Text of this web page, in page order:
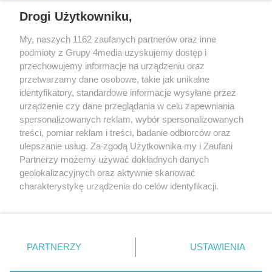
Redakcja Reklama Prywatność
Praca Łódź
the:protocol
Facebook.com
Youtube.com
Drogi Użytkowniku,
My, naszych 1162 zaufanych partnerów oraz inne
podmioty z Grupy 4media uzyskujemy dostęp i
przechowujemy informacje na urządzeniu oraz
przetwarzamy dane osobowe, takie jak unikalne
identyfikatory, standardowe informacje wysyłane przez
urządzenie czy dane przeglądania w celu zapewniania
spersonalizowanych reklam, wybór spersonalizowanych
treści, pomiar reklam i treści, badanie odbiorców oraz
ulepszanie usług. Za zgodą Użytkownika my i Zaufani
Partnerzy możemy używać dokładnych danych
geolokalizacyjnych oraz aktywnie skanować
charakterystykę urządzenia do celów identyfikacji.
zmienić/wycofać klikając przycisk ustawień prywatności
znajdujący się w lewym dolnym rogu strony
. Niektóre
PARTNERZY USTAWIENIA